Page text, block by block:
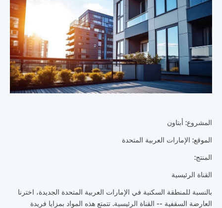
المشروع: أبتاون
الموقع: الإمارات العربية المتحدة
المنتج:
القناة الرئيسية
بالنسبة للمنطقة السكنية في الإمارات العربية المتحدة الجديدة، اخترنا
العارضة السقفية -- القناة الرئيسية. تتمتع هذه المواد بمزايا فريدة